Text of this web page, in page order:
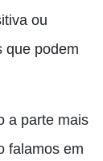
ou
que podem
a parte mais
falamos em